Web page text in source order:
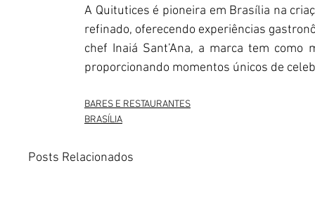
A Quitutices é pioneira em Brasília na
refinado, oferecendo experiências
chef Inaiá Sant’Ana, a marca tem
proporcionando momentos únicos de
BARES E RESTAURANTES
BRASÍLIA
Posts Relacionados